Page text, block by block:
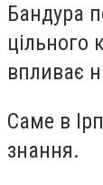
Бандура
цільного
впливає
Саме в
знання.